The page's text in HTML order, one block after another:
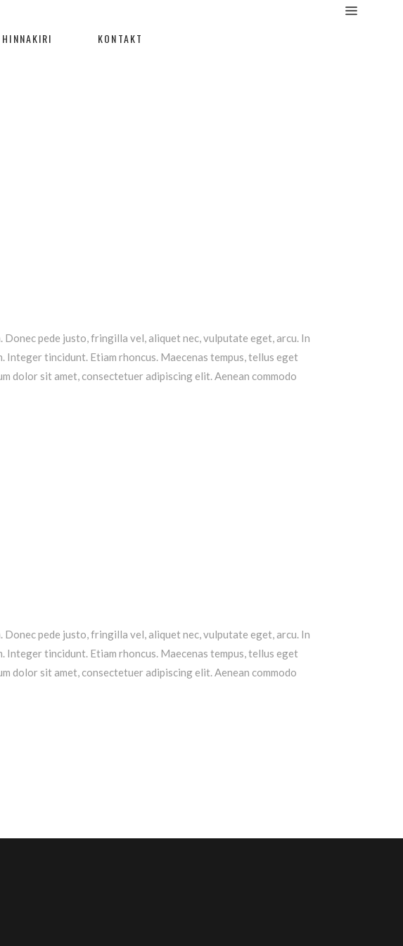
HINNAKIRI KONTAKT
Donec pede justo, fringilla vel, aliquet nec, vulputate eget, arcu. In
Integer tincidunt. Etiam rhoncus. Maecenas tempus, tellus eget
dolor sit amet, consectetuer adipiscing elit. Aenean commodo
Donec pede justo, fringilla vel, aliquet nec, vulputate eget, arcu. In
Integer tincidunt. Etiam rhoncus. Maecenas tempus, tellus eget
dolor sit amet, consectetuer adipiscing elit. Aenean commodo